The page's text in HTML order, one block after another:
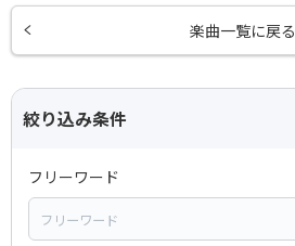
楽曲一覧に戻る
絞り込み条件
フリーワード